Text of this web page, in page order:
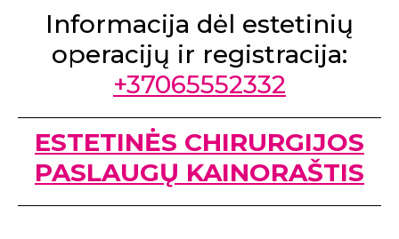
Informacija dėl estetinių
operacijų ir registracija:
+37065552332
ESTETINĖS CHIRURGIJOS
PASLAUGŲ KAINORAŠTIS